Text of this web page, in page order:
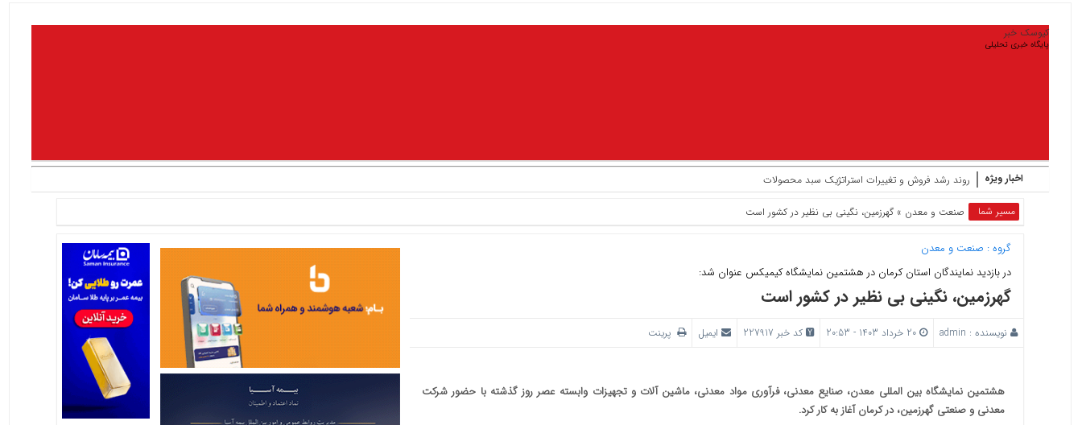
کیوسک خبر
پایگاه خبری تحلیلی
اخبار ویژه روند رشد فروش و تغییرات استراتژیک سبد محصولات
مسیر شما صنعت و معدن » گهرزمین، نگینی بی نظیر در کشور است
گروه : صنعت و معدن
در بازدید نمایندگان استان کرمان در هشتمین نمایشگاه کیمیکس عنوان شد:
گهرزمین، نگینی بی نظیر در کشور است
نویسنده : admin 20 خرداد 1403 - 20:53 کد خبر 227917 ایمیل پرینت
هشتمین نمایشگاه بین المللی معدن، صنایع معدنی، فرآوری مواد معدنی، ماشین آلات و تجهیزات وابسته عصر روز گذشته با حضور شرکت
معدنی و صنعتی گهرزمین، در کرمان آغاز به کار کرد.